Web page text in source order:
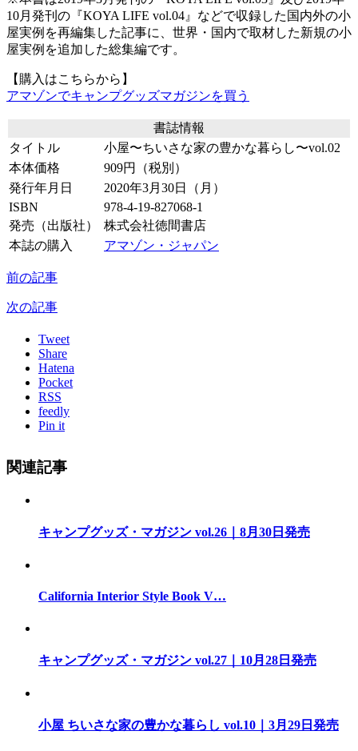
10月発刊の『KOYA LIFE vol.04』などで収録した国内外の小
屋実例を再編集した記事に、世界・国内で取材した新規の小
屋実例を追加した総集編です。
【購入はこちらから】
アマゾンでキャンプグッズマガジンを買う
書誌情報
タイトル
小屋〜ちいさな家の豊かな暮らし〜vol.02
本体価格
909円（税別）
発行年月日
2020年3月30日（月）
ISBN
978-4-19-827068-1
発売（出版社）
株式会社徳間書店
本誌の購入
アマゾン・ジャパン
前の記事
次の記事
Tweet
Share
Hatena
Pocket
RSS
feedly
Pin it
関連記事
キャンプグッズ・マガジン vol.26｜8月30日発売
California Interior Style Book V…
キャンプグッズ・マガジン vol.27｜10月28日発売
小屋 ちいさな家の豊かな暮らし vol.10｜3月29日発売